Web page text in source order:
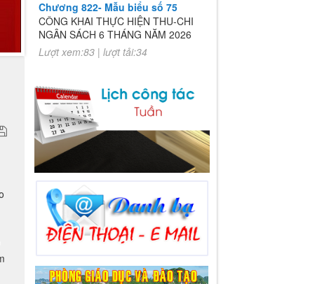
NGÂN SÁCH 6 THÁNG NĂM 2026
Lượt xem:83 | lượt tải:34